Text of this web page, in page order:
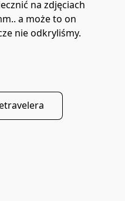
na zdjęciach
a może to on
nie odkryliśmy.